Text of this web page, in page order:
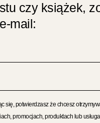
czy książek,
mail:
się, potwierdzasz że chcesz
promocjach, produktach lub